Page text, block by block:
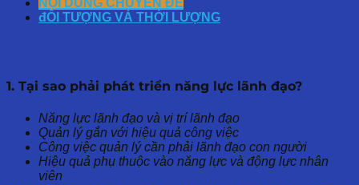
NỘI DUNG CHUYÊN ĐỀ
đỐI TƯỢNG VÀ THỜI LƯỢNG
1. Tại sao phải phát triển năng lực lãnh đạo?
Năng lực lãnh đạo và vị trí lãnh đạo
Quản lý gắn với hiệu quả công việc
Công việc quản lý cần phải lãnh đạo con người
Hiệu quả phụ thuộc vào năng lực và động lực nhân
viên